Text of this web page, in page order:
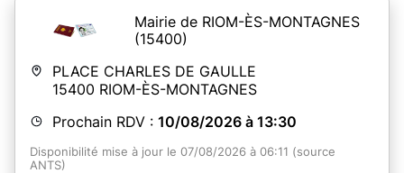
Mairie de RIOM-ÈS-MONTAGNES
(15400)
PLACE CHARLES DE GAULLE
15400 RIOM-ÈS-MONTAGNES
Prochain RDV : 10/08/2026 à 13:30
Disponibilité mise à jour le 07/08/2026 à 06:11 (source
ANTS)